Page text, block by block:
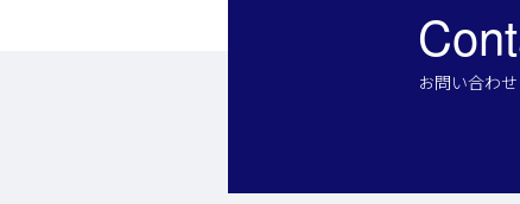
お問い合わせ